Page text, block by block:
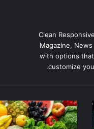
Clean
Magazine,
with options
customize
أسعار
الخضروات
والفاكهة